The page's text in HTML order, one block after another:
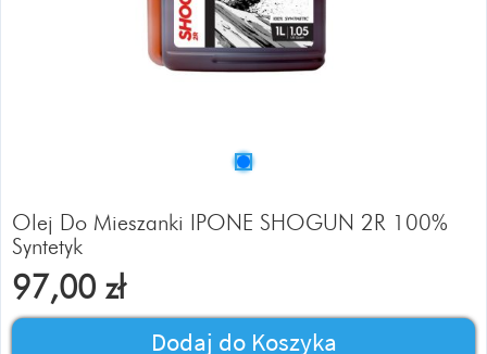
Olej Do Mieszanki IPONE SHOGUN 2R 100%
Syntetyk
97,00 zł
Dodaj do Koszyka